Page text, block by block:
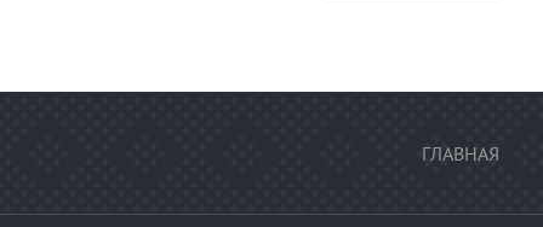
ГЛАВНАЯ